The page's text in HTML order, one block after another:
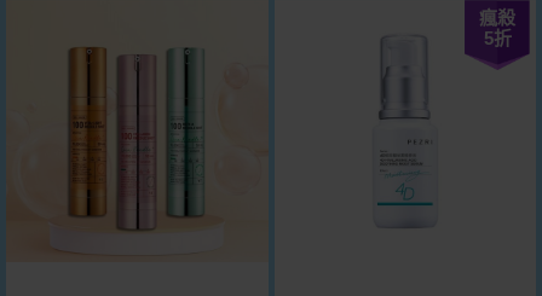
瘋殺
5折